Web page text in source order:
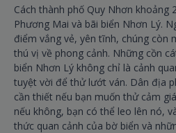
Cách thành phố Quy Nhơn khoảng
Phương Mai và bãi biển Nhơn Lý.
điểm vắng vẻ, yên tĩnh, chúng còn
thú vị về phong cảnh. Những cồn
biển Nhơn Lý không chỉ là cảnh
tuyệt vời để thử lướt ván. Dân địa
cần thiết nếu bạn muốn thử cảm
nếu không, bạn có thể leo lên nó,
thức quan cảnh của bờ biển và